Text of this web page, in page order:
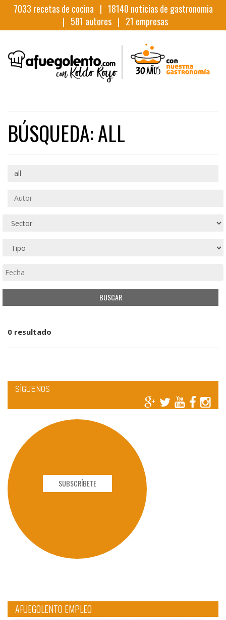
7033 recetas de cocina | 18140 noticias de gastronomia
| 581 autores | 21 empresas
BÚSQUEDA: ALL
0 resultado
SÍGUENOS
SUBSCRÍBETE
AFUEGOLENTO EMPLEO